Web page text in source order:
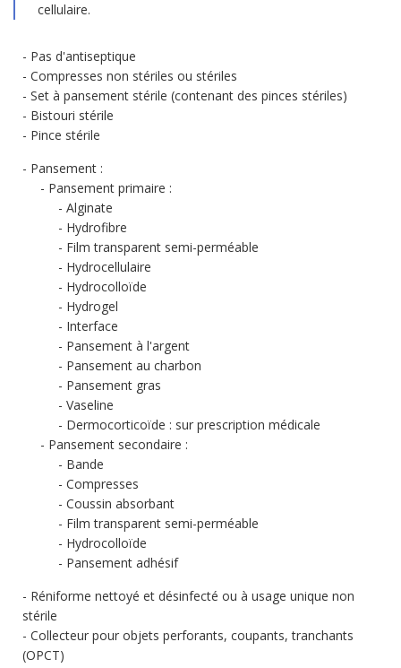
cellulaire.
Pas d'antiseptique
Compresses non stériles ou stériles
Set à pansement stérile (contenant des pinces stériles)
Bistouri stérile
Pince stérile
Pansement :
Pansement primaire :
Alginate
Hydrofibre
Film transparent semi-perméable
Hydrocellulaire
Hydrocolloïde
Hydrogel
Interface
Pansement à l'argent
Pansement au charbon
Pansement gras
Vaseline
Dermocorticoïde : sur prescription médicale
Pansement secondaire :
Bande
Compresses
Coussin absorbant
Film transparent semi-perméable
Hydrocolloïde
Pansement adhésif
Réniforme nettoyé et désinfecté ou à usage unique non
stérile
Collecteur pour objets perforants, coupants, tranchants
(OPCT)